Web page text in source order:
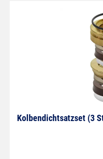
Kolbendichtsatzset (3